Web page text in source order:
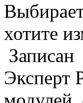
хотите
Записан
Эксперт